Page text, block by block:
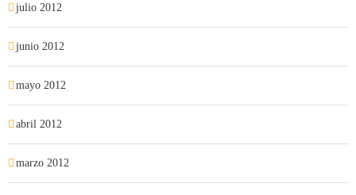
julio 2012
junio 2012
mayo 2012
abril 2012
marzo 2012